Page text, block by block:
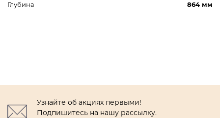
Глубина
864 мм
Узнайте об акциях первыми!
Подпишитесь на нашу рассылку.